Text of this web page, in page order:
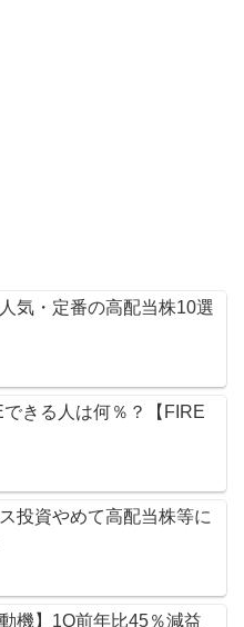
人気・定番の高配当株10選
きる人は何％？【FIRE
投資やめて高配当株等に
動機】1Q前年比45％減益